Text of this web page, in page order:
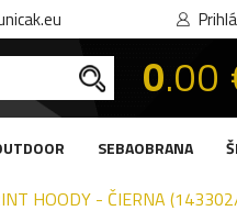
0.00
SEBAOBRANA
HOODY - ČIERNA